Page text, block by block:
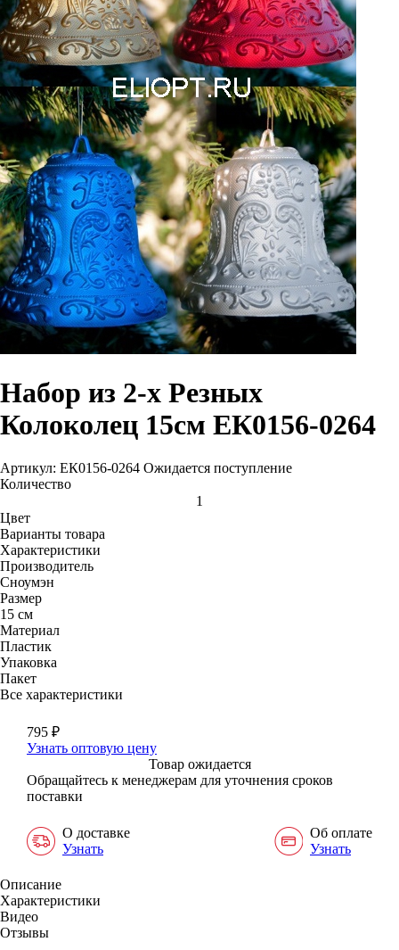
Набор из 2-х Резных
Колоколец 15см ЕК0156-0264
Артикул: ЕК0156-0264 Ожидается поступление
Количество
Цвет
Варианты товара
Характеристики
Производитель
Сноумэн
Размер
15 см
Материал
Пластик
Упаковка
Пакет
Все характеристики
795 ₽
Узнать оптовую цену
Товар ожидается
Обращайтесь к менеджерам для уточнения сроков
поставки
О доставке
Узнать
Об оплате
Узнать
Описание
Характеристики
Видео
Отзывы